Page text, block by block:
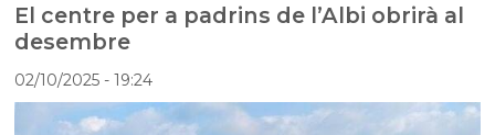
El centre per a padrins de l’Albi obrirà al
desembre
02/10/2025- 19:24